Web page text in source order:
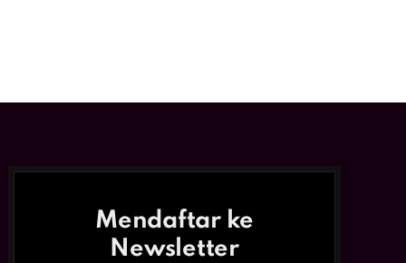
Mendaftar ke
Newsletter